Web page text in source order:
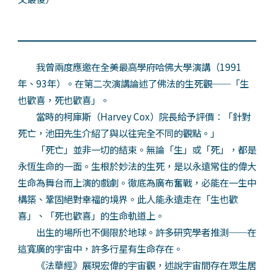
我曾兩度應邀在全美最高學府哈佛大學演講（1991
年、93年）。在第二次演講論述了佛法的生死觀──「生
也歡喜，死也歡喜」。
當時的柯庫斯（Harvey Cox）院長給予評價：「針對
死亡，池田先生介紹了與以往完全不同的觀點。」
「死亡」並非一切的結束。無論「生」或「死」，都是
永恆生命的一面。生根於妙法的生死，是以永遠常住的偉大
生命為舞台而上演的戲劇。徹底為廣布奮戰，必能在一生中
構築、鞏固絕對幸福的境界。此人能永遠走在「生也歡
喜」、「死也歡喜」的生命軌道上。
出生的場所也不侷限於地球。許多研究學者推測──在
這寬廣的宇宙中，許多行星有生命存在。
《法華經》展現宏偉的宇宙觀，述說宇宙間存在眾生居